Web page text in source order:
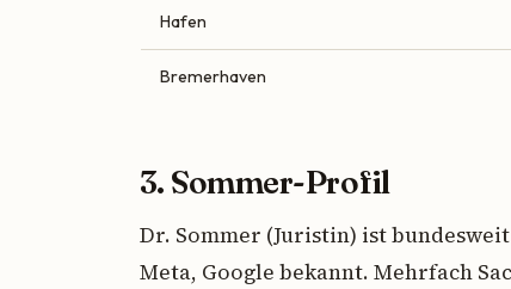
Hafen
Bremerhaven
3. Sommer-Profil
Dr. Sommer (Juristin) ist
Meta, Google bekannt. Mehrfach